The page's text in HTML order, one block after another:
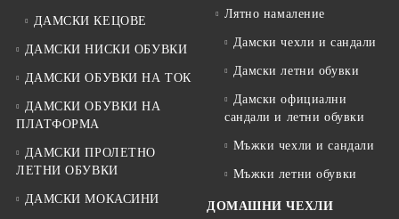
ДАМСКИ КЕЦОВЕ
ДАМСКИ НИСКИ ОБУВКИ
ДАМСКИ ОБУВКИ НА ТОК
ДАМСКИ ОБУВКИ НА
ПЛАТФОРМА
ДАМСКИ ПРОЛЕТНО
ЛЕТНИ ОБУВКИ
ДАМСКИ МОКАСИНИ
Лятно намаление
Дамски чехли и сандали
Дамски летни обувки
Дамски официални
сандали и летни обувки
Мъжки чехли и сандали
Мъжки летни обувки
ДОМАШНИ ЧЕХЛИ